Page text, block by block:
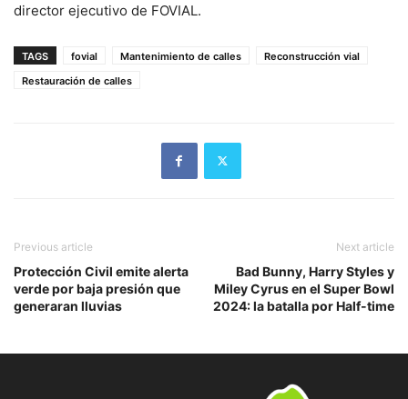
director ejecutivo de FOVIAL.
TAGS fovial Mantenimiento de calles
Reconstrucción vial
Restauración de calles
Previous article
Protección Civil emite alerta
verde por baja presión que
generaran lluvias
Next article
Bad Bunny, Harry Styles y
Miley Cyrus en el Super Bowl
2024: la batalla por Half-time